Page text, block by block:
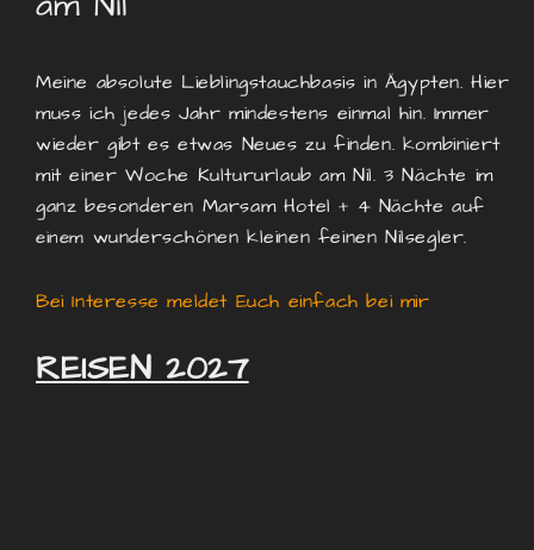
Meine absolute Lieblingstauchbasis in Ägypten. Hier
muss ich jedes Jahr mindestens einmal hin. Immer
wieder gibt es etwas Neues zu finden. kombiniert
mit einer Woche Kultururlaub am Nil. 3 Nächte im
ganz besonderen Marsam Hotel + 4 Nächte auf
einem wunderschönen kleinen feinen Nilsegler.
Bei Interesse meldet Euch einfach bei mir
REISEN 2027